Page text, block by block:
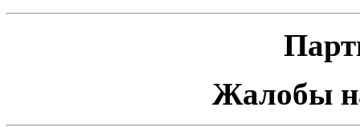
Жалобы